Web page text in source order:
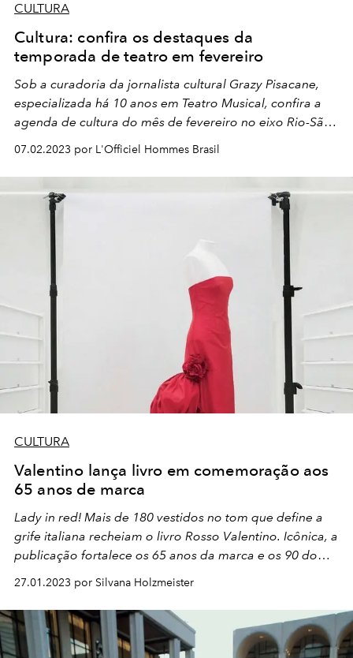
CULTURA
Cultura: confira os destaques da
temporada de teatro em fevereiro
Sob a curadoria da jornalista cultural Grazy Pisacane,
especializada há 10 anos em Teatro Musical, confira a
agenda de cultura do mês de fevereiro no eixo Rio-São
07.02.2023 por L'Officiel Hommes Brasil
CULTURA
Valentino lança livro em comemoração aos
65 anos de marca
Lady in red! Mais de 180 vestidos no tom que define a
grife italiana recheiam o livro Rosso Valentino. Icônica, a
publicação fortalece os 65 anos da marca e os 90 do
Valentino Garavani,
27.01.2023 por Silvana Holzmeister